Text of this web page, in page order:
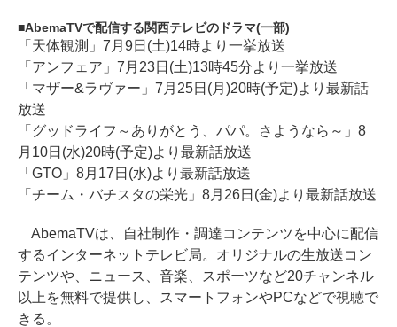
AbemaTVで配信する関西テレビのドラマ(一部)
「天体観測」7月9日(土)14時より一挙放送
「アンフェア」7月23日(土)13時45分より一挙放送
「マザー&ラヴァー」7月25日(月)20時(予定)より最新話
放送
「グッドライフ～ありがとう、パパ。さようなら～」8
月10日(水)20時(予定)より最新話放送
「GTO」8月17日(水)より最新話放送
「チーム・バチスタの栄光」8月26日(金)より最新話放送
AbemaTVは、自社制作・調達コンテンツを中心に配信
するインターネットテレビ局。オリジナルの生放送コン
テンツや、ニュース、音楽、スポーツなど20チャンネル
以上を無料で提供し、スマートフォンやPCなどで視聴で
きる。